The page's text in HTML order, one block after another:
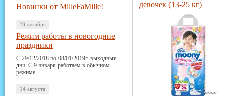
Новинки от MilleFaMille!
28 декабря
Режим работы в новогодние
праздники
С 29/12/2018 по 08/01/2019г. выходные
дни. С 9 января работаем в обычном
режиме.
14 августа
девочек (13-25 кг)